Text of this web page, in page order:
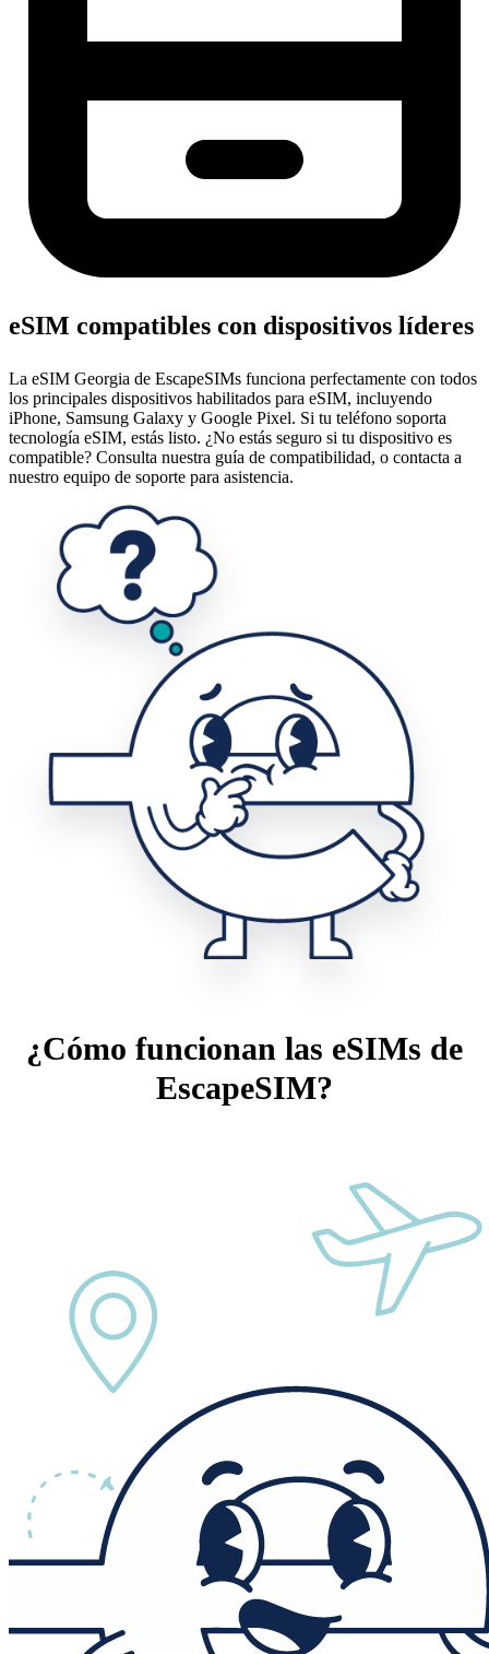
eSIM compatibles con dispositivos líderes
La eSIM Georgia de EscapeSIMs funciona perfectamente con todos
los principales dispositivos habilitados para eSIM, incluyendo
iPhone, Samsung Galaxy y Google Pixel. Si tu teléfono soporta
tecnología eSIM, estás listo. ¿No estás seguro si tu dispositivo es
compatible? Consulta nuestra guía de compatibilidad, o contacta a
nuestro equipo de soporte para asistencia.
¿Cómo funcionan las eSIMs de
EscapeSIM?